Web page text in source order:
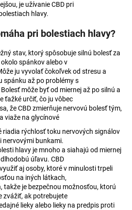
je užívanie CBD pri
bolestiach hlavy.
pri bolestiach hlavy?
stav, ktorý spôsobuje silnú bolesť za
spánkov alebo v
ju vyvolať čokoľvek od stresu a
spánku až po problémy s
môže byť od miernej až po silnú a
ťažké určiť, čo ju vôbec
že CBD zmierňuje nervovú bolesť tým,
viaže na glycínové
riadia rýchlosť toku nervových signálov
nervovými bunkami.
hlavy je mnoho a siahajú od miernej
úľavu. CBD
aj osoby, ktoré v minulosti trpeli
na iných látkach,
takže je bezpečnou možnosťou, ktorú
zvážiť, ak potrebujete
lieky alebo lieky na predpis proti